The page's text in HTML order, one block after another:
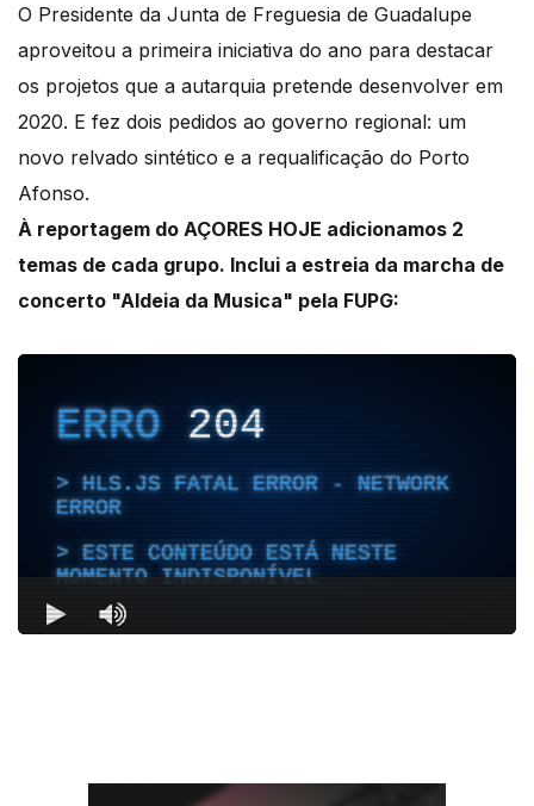
O Presidente da Junta de Freguesia de Guadalupe
aproveitou a primeira iniciativa do ano para destacar
os projetos que a autarquia pretende desenvolver em
2020. E fez dois pedidos ao governo regional: um
novo relvado sintético e a requalificação do Porto
Afonso.
À reportagem do AÇORES HOJE adicionamos 2
temas de cada grupo. Inclui a estreia da marcha de
concerto "Aldeia da Musica" pela FUPG: